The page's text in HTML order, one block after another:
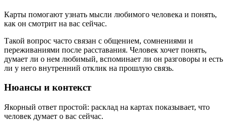
Карты помогают узнать мысли любимого человека и понять,
как он смотрит на вас сейчас.
Такой вопрос часто связан с общением, сомнениями и
переживаниями после расставания. Человек хочет понять,
думает ли о нем любимый, вспоминает ли он разговоры и есть
ли у него внутренний отклик на прошлую связь.
Нюансы и контекст
Якорный ответ простой: расклад на картах показывает, что
человек думает о вас сейчас.